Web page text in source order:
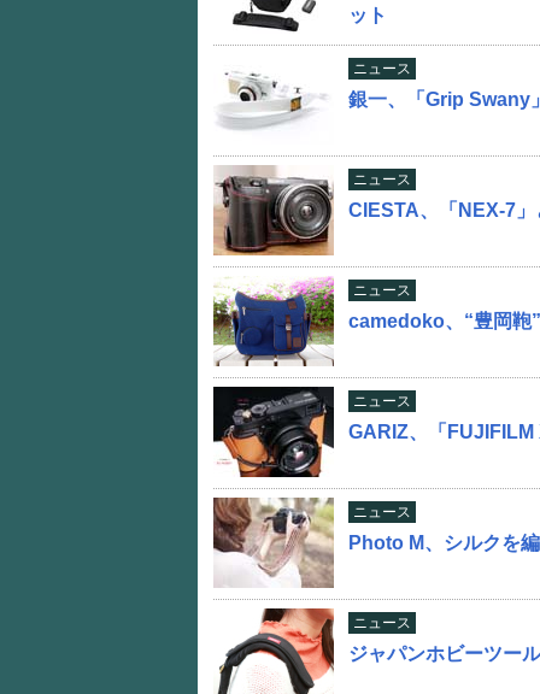
ット
ニュース
銀一、「Grip Swany
ニュース
CIESTA、「NEX-7
ニュース
camedoko、“豊岡鞄
ニュース
GARIZ、「
ニュース
Photo M、シルクを
ニュース
ジャパンホビーツー